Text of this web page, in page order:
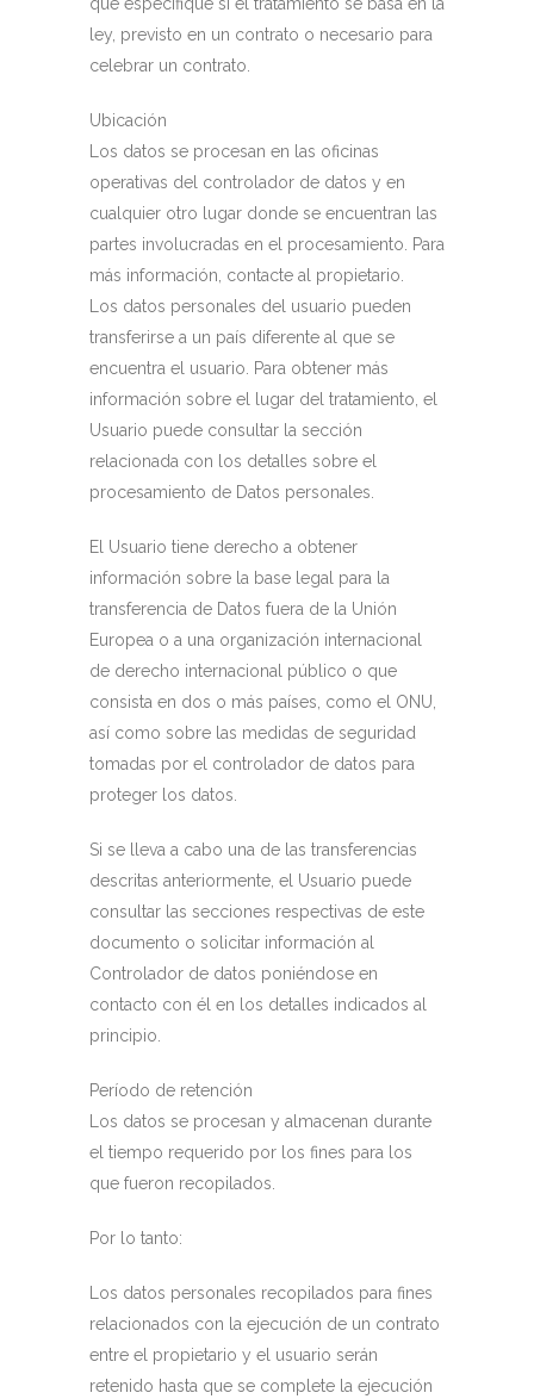
ley, previsto en un contrato o necesario para
celebrar un contrato.
Ubicación
Los datos se procesan en las oficinas
operativas del controlador de datos y en
cualquier otro lugar donde se encuentran las
partes involucradas en el procesamiento. Para
más información, contacte al propietario.
Los datos personales del usuario pueden
transferirse a un país diferente al que se
encuentra el usuario. Para obtener más
información sobre el lugar del tratamiento, el
Usuario puede consultar la sección
relacionada con los detalles sobre el
procesamiento de Datos personales.
El Usuario tiene derecho a obtener
información sobre la base legal para la
transferencia de Datos fuera de la Unión
Europea o a una organización internacional
de derecho internacional público o que
consista en dos o más países, como el ONU,
así como sobre las medidas de seguridad
tomadas por el controlador de datos para
proteger los datos.
Si se lleva a cabo una de las transferencias
descritas anteriormente, el Usuario puede
consultar las secciones respectivas de este
documento o solicitar información al
Controlador de datos poniéndose en
contacto con él en los detalles indicados al
principio.
Período de retención
Los datos se procesan y almacenan durante
el tiempo requerido por los fines para los
que fueron recopilados.
Por lo tanto:
Los datos personales recopilados para fines
relacionados con la ejecución de un contrato
entre el propietario y el usuario serán
retenido hasta que se complete la ejecución